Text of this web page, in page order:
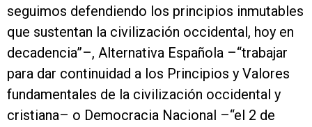
seguimos defendiendo los principios inmutables
que sustentan la civilización occidental, hoy en
decadencia”–, Alternativa Española –“trabajar
para dar continuidad a los Principios y Valores
fundamentales de la civilización occidental y
cristiana– o Democracia Nacional –“el 2 de